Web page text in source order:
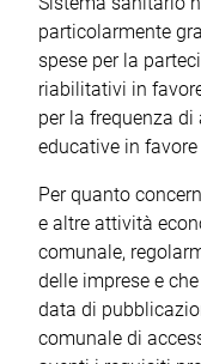
particolarmente
spese per la
riabilitativi in
per la frequenza
educative in
Per quanto
e altre attività
comunale,
delle imprese e
data di
comunale di